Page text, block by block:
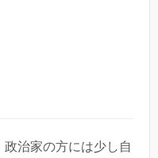
治家の方には少し自